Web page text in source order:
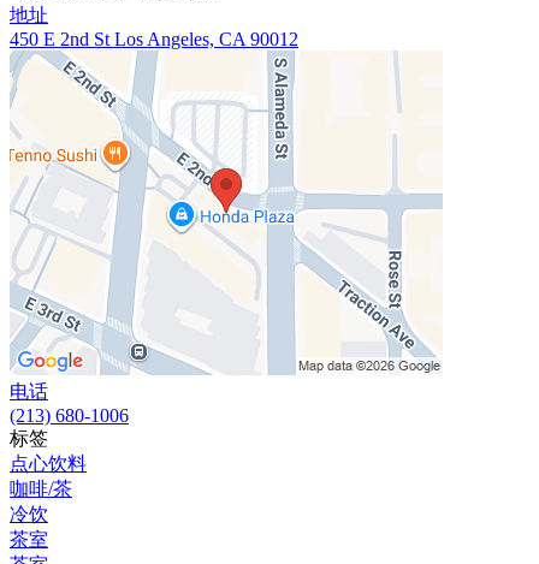
地址
450 E 2nd St Los Angeles, CA 90012
电话
(213) 680-1006
标签
点心饮料
咖啡/茶
冷饮
茶室